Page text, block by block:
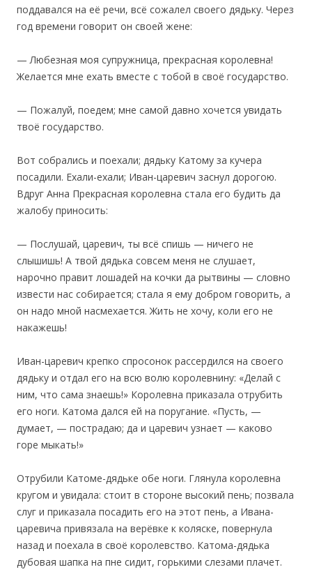
поддавался на её речи, всё сожалел своего дядьку. Через
год времени говорит он своей жене:
— Любезная моя супружница, прекрасная королевна!
Желается мне ехать вместе с тобой в своё государство.
— Пожалуй, поедем; мне самой давно хочется увидать
твоё государство.
‎Вот собрались и поехали; дядьку Катому за кучера
посадили. Ехали-ехали; Иван-царевич заснул дорогою.
Вдруг Анна Прекрасная королевна стала его будить да
жалобу приносить:
— Послушай, царевич, ты всё спишь — ничего не
слышишь! А твой дядька совсем меня не слушает,
нарочно правит лошадей на кочки да рытвины — словно
извести нас собирается; стала я ему добром говорить, а
он надо мной насмехается. Жить не хочу, коли его не
накажешь!
Иван-царевич крепко спросонок рассердился на своего
дядьку и отдал его на всю волю королевнину: «Делай с
ним, что сама знаешь!» Королевна приказала отрубить
его ноги. Катома дался ей на поругание. «Пусть, —
думает, — пострадаю; да и царевич узнает — каково
горе мыкать!»
‎Отрубили Катоме-дядьке обе ноги. Глянула королевна
кругом и увидала: стоит в стороне высокий пень; позвала
слуг и приказала посадить его на этот пень, а Ивана-
царевича привязала на верёвке к коляске, повернула
назад и поехала в своё королевство. Катома-дядька
дубовая шапка на пне сидит, горькими слезами плачет.